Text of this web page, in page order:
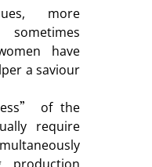
more
have
a saviour
of the
require